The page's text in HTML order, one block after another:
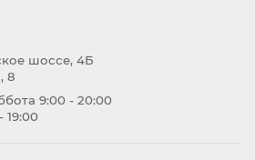
шоссе, 4Б
8
9:00 - 20:00
19:00